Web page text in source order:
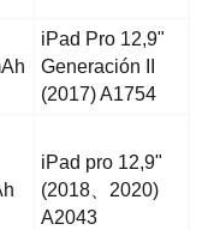
iPad Pro 12,9"
Generación II
(2017) A1754
iPad pro 12,9"
(2018、2020)
A2043